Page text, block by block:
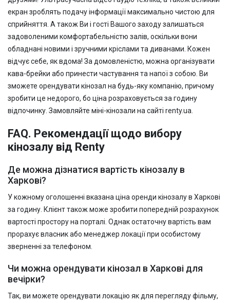
екран зроблять подачу інформації максимально чистою для
сприйняття. А також Ви і гості Вашого заходу залишаться
задоволеними комфортабельністю залів, оскільки вони
обладнані новими і зручними кріслами та диванами. Кожен
відчує себе, як вдома! За домовленістю, можна організувати
кава-брейки або принести частування та напої з собою. Ви
зможете орендувати кінозал на будь-яку компанію, причому
зробити це недорого, бо ціна розраховується за годину
відпочинку. Замовляйте міні-кінозали на сайті renty.ua.
FAQ. Рекомендації щодо вибору
кінозалу від Renty
Де можна дізнатися вартість кінозалу в
Харкові?
У кожному оголошенні вказана ціна оренди кінозалу в Харкові
за годину. Клієнт також може зробити попередній розрахунок
вартості простору на порталі. Однак остаточну вартість вам
прорахує власник або менеджер локації при особистому
зверненні за телефоном.
Чи можна орендувати кінозал в Харкові для
вечірки?
Так, ви можете орендувати локацію як для перегляду фільму,